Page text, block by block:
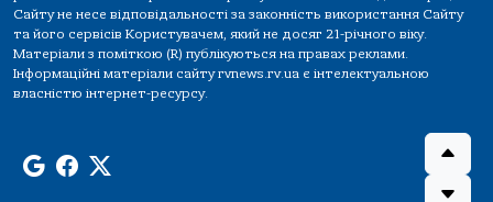
Сайту не несе відповідальності за законність використання Сайту
та його сервісів Користувачем, який не досяг 21-річного віку.
Матеріали з поміткою (R) публікуються на правах реклами.
Інформаційні матеріали сайту rvnews.rv.ua є інтелектуальною
власністю інтернет-ресурсу.